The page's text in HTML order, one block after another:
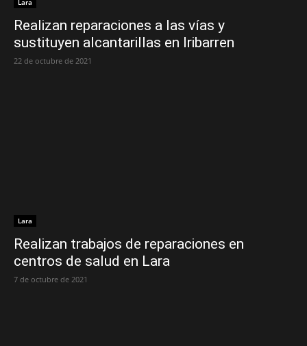
Lara
Realizan reparaciones a las vías y
sustituyen alcantarillas en Iribarren
22 de octubre de 2021
Lara
Realizan trabajos de reparaciones en
centros de salud en Lara
7 de octubre de 2021